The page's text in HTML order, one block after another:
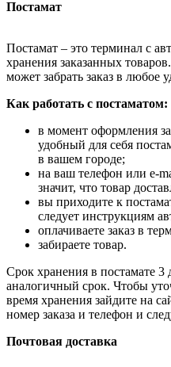
Постамат
Постамат – это терминал с
хранения заказанных
может забрать заказ в любое
Как работать с постаматом:
в момент оформления
удобный для себя
в вашем городе;
на ваш телефон или e-
значит, что товар
вы приходите к
следует инструкциям
оплачиваете заказ в
забираете товар.
Срок хранения в постамате
аналогичный срок. Чтобы
время хранения зайдите на
номер заказа и телефон и
Почтовая доставка